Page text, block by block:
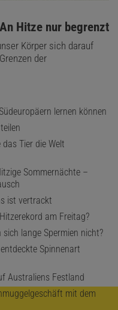
Hitze nur begrenzt
Körper sich darauf
der
lernen können
Tier die Welt
Sommernächte –
ist vertrackt
am Freitag?
sich lange Spermien nicht?
Spinnenart
Australiens Festland
mit dem